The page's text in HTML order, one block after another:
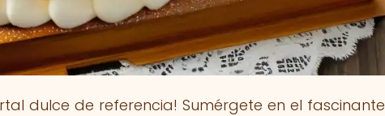
dulce de referencia! Sumérgete en el fascinante